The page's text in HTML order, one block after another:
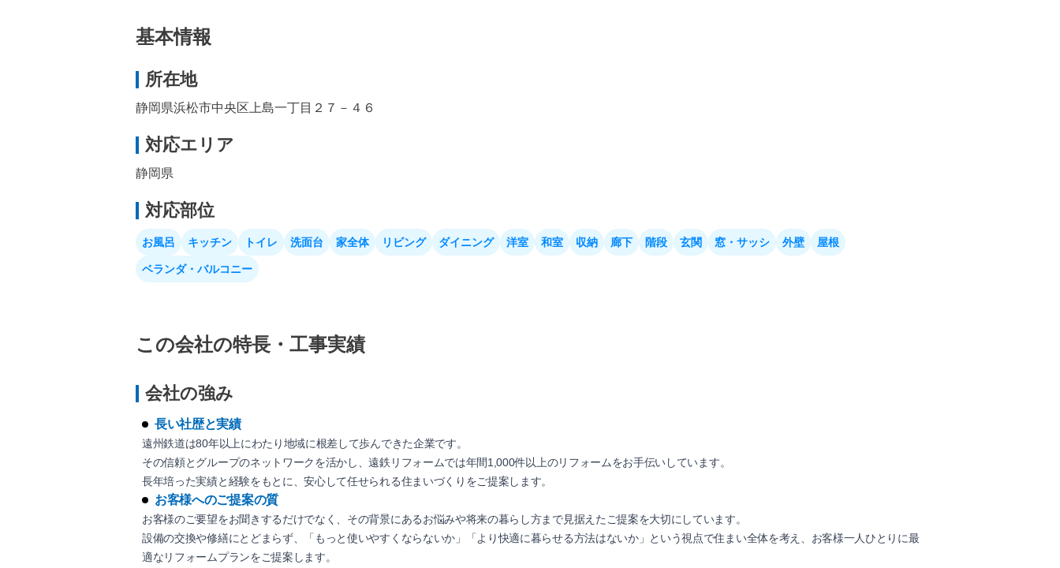
基本情報
所在地
静岡県浜松市中央区上島一丁目２７－４６
対応エリア
静岡県
対応部位
お風呂 キッチン トイレ 洗面台 家全体 リビング ダイニング 洋室 和室 収納 廊下 階段 玄関 窓・サッシ 外壁 屋根
ベランダ・バルコニー
この会社の特長・工事実績
会社の強み
長い社歴と実績
遠州鉄道は80年以上にわたり地域に根差して歩んできた企業です。
その信頼とグループのネットワークを活かし、遠鉄リフォームでは年間1,000件以上のリフォームをお手伝いしています。
長年培った実績と経験をもとに、安心して任せられる住まいづくりをご提案します。
お客様へのご提案の質
お客様のご要望をお聞きするだけでなく、その背景にあるお悩みや将来の暮らし方まで見据えたご提案を大切にしています。
設備の交換や修繕にとどまらず、「もっと使いやすくならないか」「より快適に暮らせる方法はないか」という視点で住まい全体を考え、お客様一人ひとりに最
適なリフォームプランをご提案します。